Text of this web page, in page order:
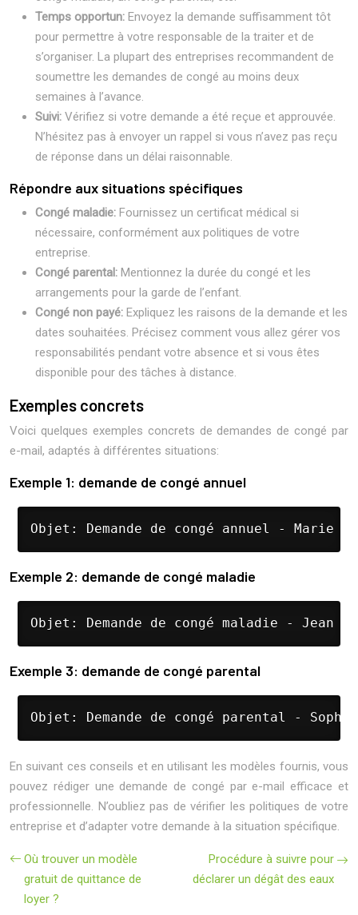
Temps opportun: Envoyez la demande suffisamment tôt
pour permettre à votre responsable de la traiter et de
s’organiser. La plupart des entreprises recommandent de
soumettre les demandes de congé au moins deux
semaines à l’avance.
Suivi: Vérifiez si votre demande a été reçue et approuvée.
N’hésitez pas à envoyer un rappel si vous n’avez pas reçu
de réponse dans un délai raisonnable.
Répondre aux situations spécifiques
Congé maladie: Fournissez un certificat médical si
nécessaire, conformément aux politiques de votre
entreprise.
Congé parental: Mentionnez la durée du congé et les
arrangements pour la garde de l’enfant.
Congé non payé: Expliquez les raisons de la demande et les
dates souhaitées. Précisez comment vous allez gérer vos
responsabilités pendant votre absence et si vous êtes
disponible pour des tâches à distance.
Exemples concrets
Voici quelques exemples concrets de demandes de congé par
e-mail, adaptés à différentes situations:
Exemple 1: demande de congé annuel
Objet: Demande de congé annuel -
Exemple 2: demande de congé maladie
Objet: Demande de congé maladie -
Exemple 3: demande de congé parental
Objet: Demande de congé parental -
En suivant ces conseils et en utilisant les modèles fournis, vous
pouvez rédiger une demande de congé par e-mail efficace et
professionnelle. N’oubliez pas de vérifier les politiques de votre
entreprise et d’adapter votre demande à la situation spécifique.
Où trouver un modèle
gratuit de quittance de
loyer ?
Procédure à suivre pour
déclarer un dégât des eaux